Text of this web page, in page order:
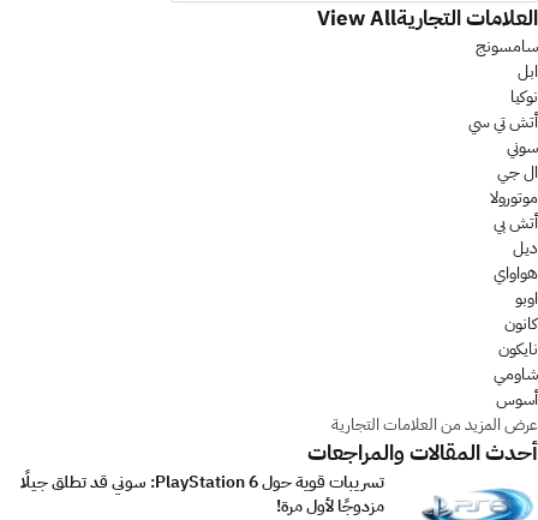
العلامات التجاريةView All
سامسونج
ابل
نوكيا
أتش تي سي
سوني
ال جي
موتورولا
أتش بي
ديل
هواواي
اوبو
كانون
نايكون
شاومي
أسوس
عرض المزيد من العلامات التجارية
أحدث المقالات والمراجعات
تسريبات قوية حول PlayStation 6: سوني قد تطلق جيلًا
مزدوجًا لأول مرة!